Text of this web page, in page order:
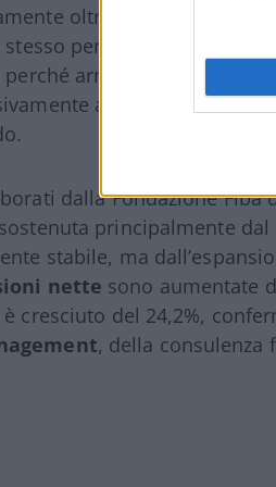
oltre
periodo dello scorso
arriva in una fase in
attenuando e il
dalla Fondazione
principalmente dal
stabile, ma
nette sono aumentate
cresciuto del 24,2%,
, della consulenza